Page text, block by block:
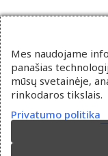
Mes naudojame
panašias
mūsų svetainėje,
rinkodaros tikslais.
Privatumo politika